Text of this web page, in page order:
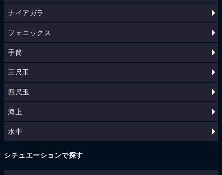
ナイアガラ
フェニックス
手筒
三尺玉
四尺玉
海上
水中
シチュエーションで探す